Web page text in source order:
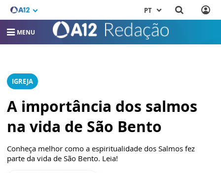
PT
MENU
IGREJA
A importância dos salmos
na vida de São Bento
Conheça melhor como a espiritualidade dos Salmos fez
parte da vida de São Bento. Leia!